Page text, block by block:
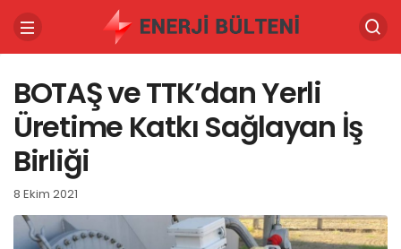
BOTAŞ ve TTK’dan Yerli
Üretime Katkı Sağlayan İş
Birliği
8 Ekim 2021